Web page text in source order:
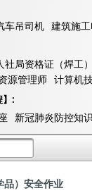
车吊司机 建筑施
社局资格证（焊工
源管理师 计算机
】:
新冠肺炎防控知识
品）安全作业